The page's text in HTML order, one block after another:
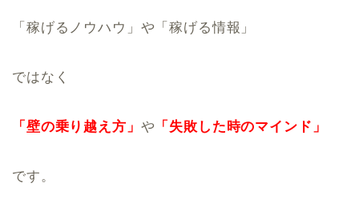
「稼げるノウハウ」や「稼げる情報」
ではなく
「壁の乗り越え方」 や 「失敗した時のマインド」
です。